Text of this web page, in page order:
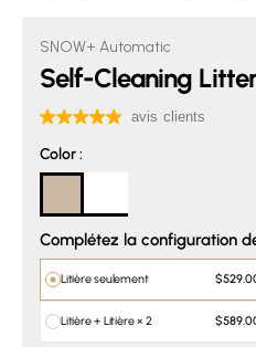
SNOW+ Automatic
Self-Cleaning
Color
Color:
Complétez la configuration
Litière seulement
Litière + Litière × 2